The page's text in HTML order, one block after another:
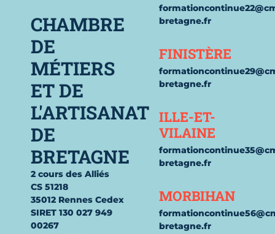
CHAMBRE
DE
MÉTIERS
ET DE
L'ARTISANAT
DE
BRETAGNE
2 cours des Alliés
CS 51218
35012 Rennes Cedex
SIRET 130 027 949
00267
bretagne.fr
FINISTÈRE
bretagne.fr
ILLE-ET-
VILAINE
bretagne.fr
MORBIHAN
bretagne.fr